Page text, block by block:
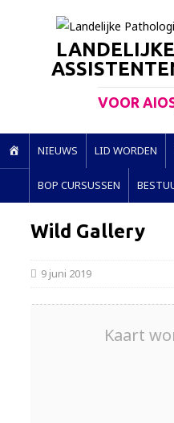
VOOR
O
E
NIEUWS LID WORDEN
BOP CURSUSSEN
Wild Gallery
9 juni 2019
Kaart